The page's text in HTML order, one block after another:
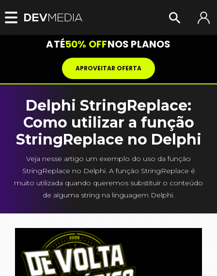
ATÉ50% OFFNOS PLANOS
APROVEITAR OFERTA
Delphi StringReplace:
Como utilizar a função
StringReplace no Delphi
Veja nesse artigo um exemplo do uso da função
StringReplace no Delphi. A função StringReplace é
muito utilizada quando queremos substituir o conteúdo
de alguma string na linguagem Delphi.